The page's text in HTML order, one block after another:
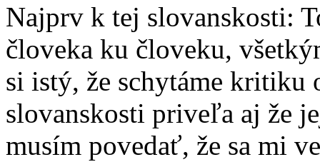
Najprv k tej slovanskosti:
človeka ku človeku,
si istý, že schytáme kritiku
slovanskosti priveľa aj že
musím povedať, že sa mi